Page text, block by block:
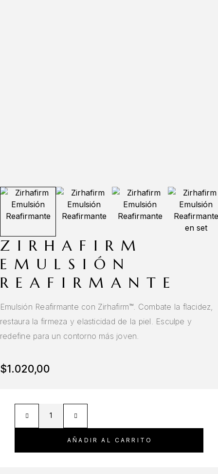
ZIRHAFIRM
EMULSIÓN
REAFIRMANTE
Emulsión Reafirmante con Zirhafirm™. Combate la flacidez,
restaura la firmeza y elasticidad de la piel. Esculpe y
redefine para un contorno más joven.
$1.020,00
AÑADIR AL CARRITO